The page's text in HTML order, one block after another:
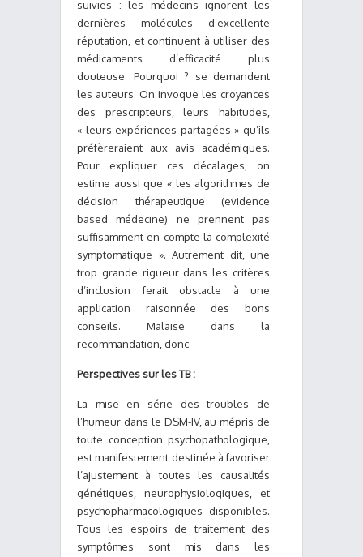
suivies : les médecins ignorent les
dernières molécules d’excellente
réputation, et continuent à utiliser des
médicaments d’efficacité plus
douteuse. Pourquoi ? se demandent
les auteurs. On invoque les croyances
des prescripteurs, leurs habitudes,
« leurs expériences partagées » qu’ils
préfèreraient aux avis académiques.
Pour expliquer ces décalages, on
estime aussi que « les algorithmes de
décision thérapeutique (evidence
based médecine) ne prennent pas
suffisamment en compte la complexité
symptomatique ». Autrement dit, une
trop grande rigueur dans les critères
d’inclusion ferait obstacle à une
application raisonnée des bons
conseils. Malaise dans la
recommandation, donc.
Perspectives sur les TB :
La mise en série des troubles de
l’humeur dans le DSM-IV, au mépris de
toute conception psychopathologique,
est manifestement destinée à favoriser
l’ajustement à toutes les causalités
génétiques, neurophysiologiques, et
psychopharmacologiques disponibles.
Tous les espoirs de traitement des
symptômes sont mis dans les